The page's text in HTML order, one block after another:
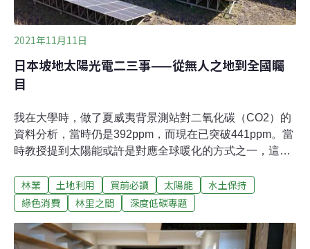
定保護區域、限制區域，非行
2021年11月11日
日本坡地太陽光電二三事——從無人之地到全國矚
目
我在大學時，做了夏威夷背景測站對二氧化碳（CO2）的
資料分析，當時仍是392ppm，而現在已突破441ppm。當
時教授提到太陽能或許是對應全球暖化的方式之一，這些
量水壩建造的可行性、地熱探鑽對地質的影響及場址受
限，太陽能與其他綠能生產相較，日照、太陽能板及電流
但是當我在日本居住一陣子，並從事自伐型林業開始接觸
林業 土地利用 買前必讀 太陽能
水土保持
綠色消費
林里之間 深度低碳專題